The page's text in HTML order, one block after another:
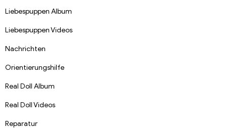
Liebespuppen Album
Liebespuppen Videos
Nachrichten
Orientierungshilfe
Real Doll Album
Real Doll Videos
Reparatur